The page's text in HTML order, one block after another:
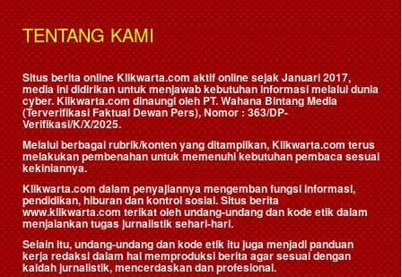
TENTANG KAMI
Situs berita online Klikwarta.com aktif online sejak Januari 2017,
media ini didirikan untuk menjawab kebutuhan informasi melalui dunia
cyber. Klikwarta.com dinaungi oleh PT. Wahana Bintang Media
(Terverifikasi Faktual Dewan Pers), Nomor : 363/DP-
Verifikasi/K/X/2025.
Melalui berbagai rubrik/konten yang ditampilkan, Klikwarta.com terus
melakukan pembenahan untuk memenuhi kebutuhan pembaca sesuai
kekiniannya.
Klikwarta.com dalam penyajiannya mengemban fungsi informasi,
pendidikan, hiburan dan kontrol sosial. Situs berita
www.klikwarta.com terikat oleh undang-undang dan kode etik dalam
menjalankan tugas jurnalistik sehari-hari.
Selain itu, undang-undang dan kode etik itu juga menjadi panduan
kerja redaksi dalam hal memproduksi berita agar sesuai dengan
kaidah jurnalistik, mencerdaskan dan profesional.